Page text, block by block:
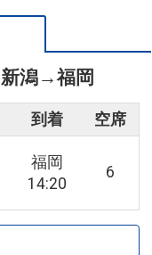
新潟→福岡
到着 空席
福岡
14:20
6